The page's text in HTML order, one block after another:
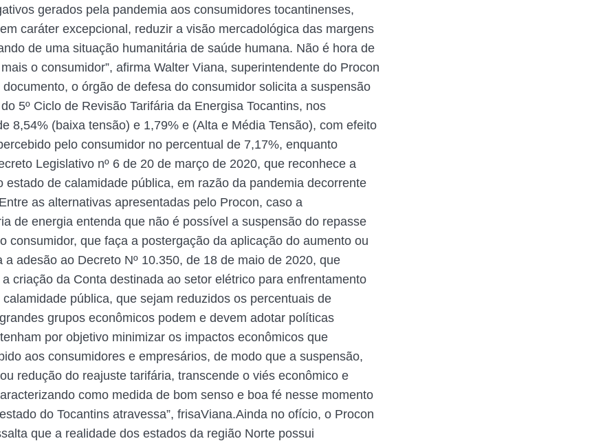
gerados pela pandemia aos consumidores tocantinenses,
caráter excepcional, reduzir a visão mercadológica das margens
de uma situação humanitária de saúde humana. Não é hora de
o consumidor”, afirma Walter Viana, superintendente do Procon
documento, o órgão de defesa do consumidor solicita a suspensão
5º Ciclo de Revisão Tarifária da Energisa Tocantins, nos
8,54% (baixa tensão) e 1,79% e (Alta e Média Tensão), com efeito
pelo consumidor no percentual de 7,17%, enquanto
Legislativo nº 6 de 20 de março de 2020, que reconhece a
estado de calamidade pública, em razão da pandemia decorrente
as alternativas apresentadas pelo Procon, caso a
de energia entenda que não é possível a suspensão do repasse
consumidor, que faça a postergação da aplicação do aumento ou
a adesão ao Decreto Nº 10.350, de 18 de maio de 2020, que
criação da Conta destinada ao setor elétrico para enfrentamento
pública, que sejam reduzidos os percentuais de
grupos econômicos podem e devem adotar políticas
por objetivo minimizar os impactos econômicos que
aos consumidores e empresários, de modo que a suspensão,
redução do reajuste tarifária, transcende o viés econômico e
como medida de bom senso e boa fé nesse momento
do Tocantins atravessa”, frisaViana.Ainda no ofício, o Procon
que a realidade dos estados da região Norte possui